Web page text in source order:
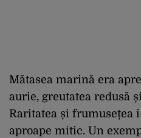
Mătasea marină era
aurie, greutatea redusă
Raritatea și frumusețea
aproape mitic. Un